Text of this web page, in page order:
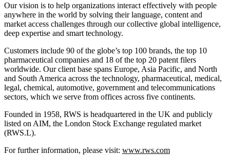
Our vision is to help organizations interact effectively with people
anywhere in the world by solving their language, content and
market access challenges through our collective global intelligence,
deep expertise and smart technology.
Customers include 90 of the globe’s top 100 brands, the top 10
pharmaceutical companies and 18 of the top 20 patent filers
worldwide. Our client base spans Europe, Asia Pacific, and North
and South America across the technology, pharmaceutical, medical,
legal, chemical, automotive, government and telecommunications
sectors, which we serve from offices across five continents.
Founded in 1958, RWS is headquartered in the UK and publicly
listed on AIM, the London Stock Exchange regulated market
(RWS.L).
For further information, please visit: www.rws.com